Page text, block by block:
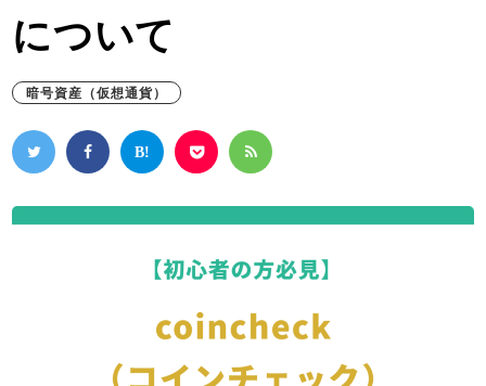
について
暗号資産（仮想通貨）